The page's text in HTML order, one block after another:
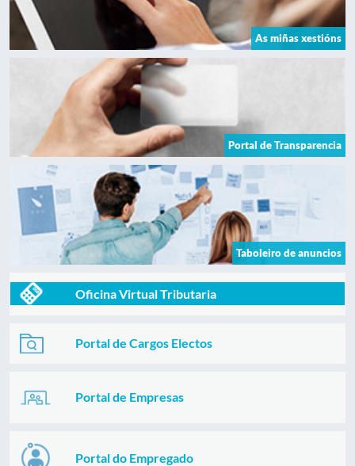
As miñas xestións
Portal de Transparencia
Taboleiro de anuncios
Oficina Virtual Tributaria
Portal de Cargos Electos
Portal de Empresas
Portal do Empregado